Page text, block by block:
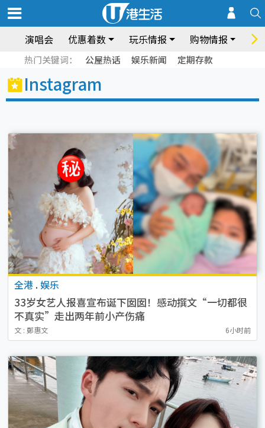
演唱会 优惠着数 玩乐情报 购物情报 饮
热门关键词： 公屋热话 娱乐新闻 定期存款
Instagram
全港 . 娱乐
33岁女艺人报喜宣布诞下囡囡！感动撰文“一切都很
不真实”走出两年前小产伤痛
文 : 鄭惠文 6小时前